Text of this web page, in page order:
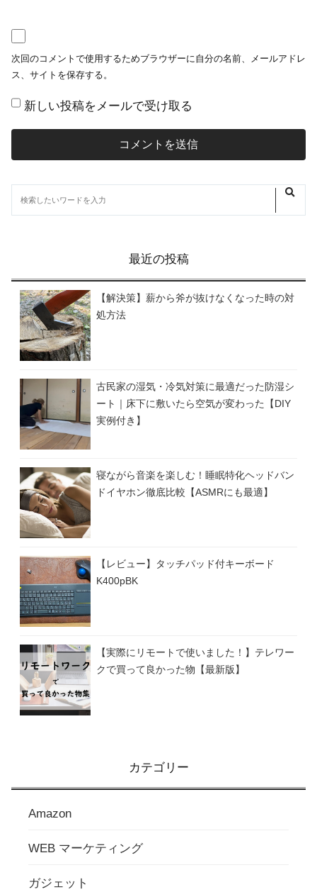
次回のコメントで使用するためブラウザーに自分の名前、メールアドレ
ス、サイトを保存する。
新しい投稿をメールで受け取る
最近の投稿
【解決策】薪から斧が抜けなくなった時の対
処方法
古民家の湿気・冷気対策に最適だった防湿シ
ート｜床下に敷いたら空気が変わった【DIY
実例付き】
寝ながら音楽を楽しむ！睡眠特化ヘッドバン
ドイヤホン徹底比較【ASMRにも最適】
【レビュー】タッチパッド付キーボード
K400pBK
【実際にリモートで使いました！】テレワー
クで買って良かった物【最新版】
カテゴリー
Amazon
WEB マーケティング
ガジェット